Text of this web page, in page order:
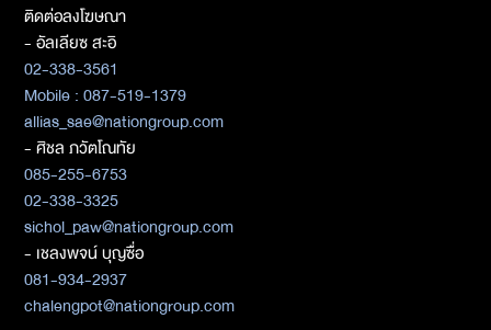
ติดต่อลงโฆษณา
- อัลเลียซ สะอิ
02-338-3561
Mobile : 087-519-1379
allias_sae@nationgroup.com
- ศิชล ภวัตโณทัย
085-255-6753
02-338-3325
sichol_paw@nationgroup.com
- เชลงพจน์ บุญซื่อ
081-934-2937
chalengpot@nationgroup.com